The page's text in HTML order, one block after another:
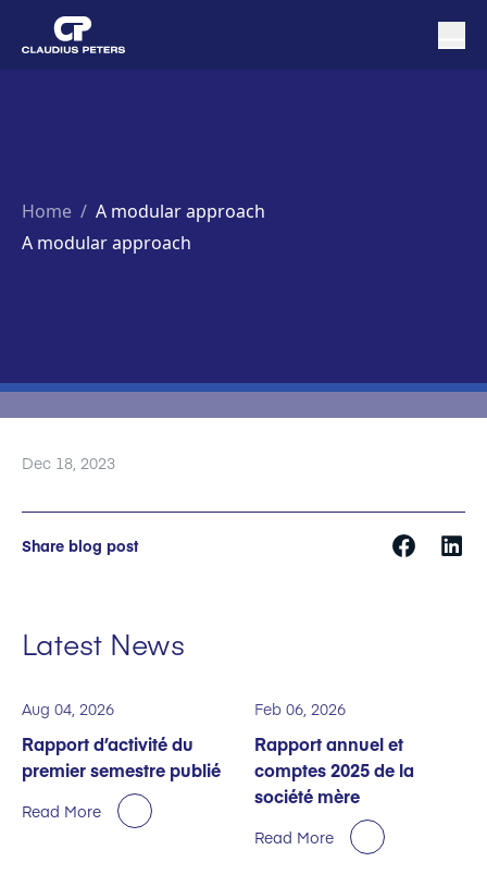
Home / A modular approach
A modular approach
Dec 18, 2023
Share blog post
Latest News
Aug 04, 2026
Rapport d’activité du
premier semestre publié
Read More
Feb 06, 2026
Rapport annuel et
comptes 2025 de la
société mère
Read More